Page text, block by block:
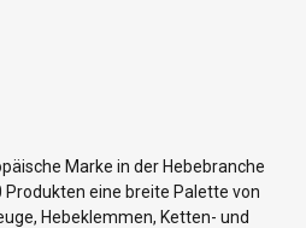
Marke in der Hebebranche
eine breite Palette von
Hebeklemmen, Ketten- und